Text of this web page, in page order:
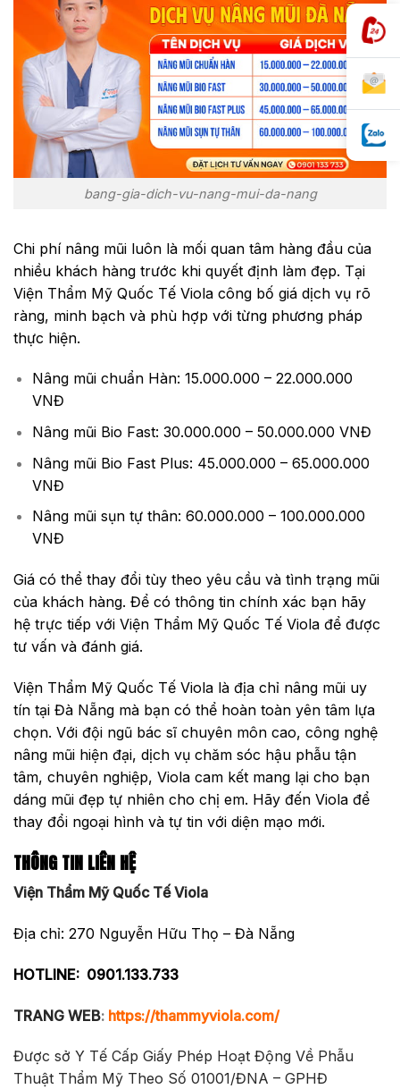
bang-gia-dich-vu-nang-mui-da-nang
Chi phí nâng mũi luôn là mối quan tâm hàng đầu của
nhiều khách hàng trước khi quyết định làm đẹp. Tại
Viện Thẩm Mỹ Quốc Tế Viola công bố giá dịch vụ rõ
ràng, minh bạch và phù hợp với từng phương pháp
thực hiện.
Nâng mũi chuẩn Hàn: 15.000.000 – 22.000.000
VNĐ
Nâng mũi Bio Fast: 30.000.000 – 50.000.000 VNĐ
Nâng mũi Bio Fast Plus: 45.000.000 – 65.000.000
VNĐ
Nâng mũi sụn tự thân: 60.000.000 – 100.000.000
VNĐ
Giá có thể thay đổi tùy theo yêu cầu và tình trạng mũi
của khách hàng. Để có thông tin chính xác bạn hãy
hệ trực tiếp với Viện Thẩm Mỹ Quốc Tế Viola để được
tư vấn và đánh giá.
Viện Thẩm Mỹ Quốc Tế Viola là địa chỉ nâng mũi uy
tín tại Đà Nẵng mà bạn có thể hoàn toàn yên tâm lựa
chọn. Với đội ngũ bác sĩ chuyên môn cao, công nghệ
nâng mũi hiện đại, dịch vụ chăm sóc hậu phẫu tận
tâm, chuyên nghiệp, Viola cam kết mang lại cho bạn
dáng mũi đẹp tự nhiên cho chị em. Hãy đến Viola để
thay đổi ngoại hình và tự tin với diện mạo mới.
THÔNG TIN LIÊN HỆ
Viện Thẩm Mỹ Quốc Tế Viola
Địa chỉ: 270 Nguyễn Hữu Thọ – Đà Nẵng
HOTLINE: 0901.133.733
TRANG WEB: https://thammyviola.com/
Được sở Y Tế Cấp Giấy Phép Hoạt Động Về Phẫu
Thuật Thẩm Mỹ Theo Số 01001/ĐNA – GPHĐ